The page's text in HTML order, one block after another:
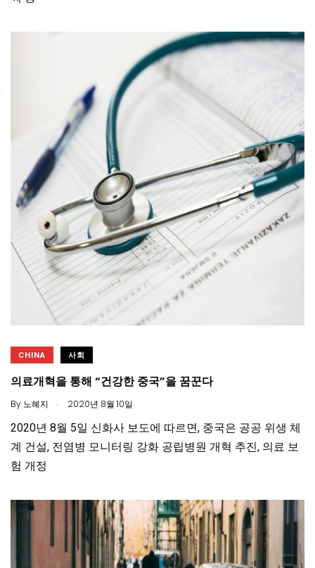
CHINA 사회
의료개혁을 통해 “건강한 중국”을 꿈꾼다
By 노혜지 . 2020년 8월 10일
2020년 8월 5일 신화사 보도에 따르면, 중국은 공공 위생 체
계 건설, 전염병 모니터링 강화 공립병원 개혁 추진, 의료 보
험 개정